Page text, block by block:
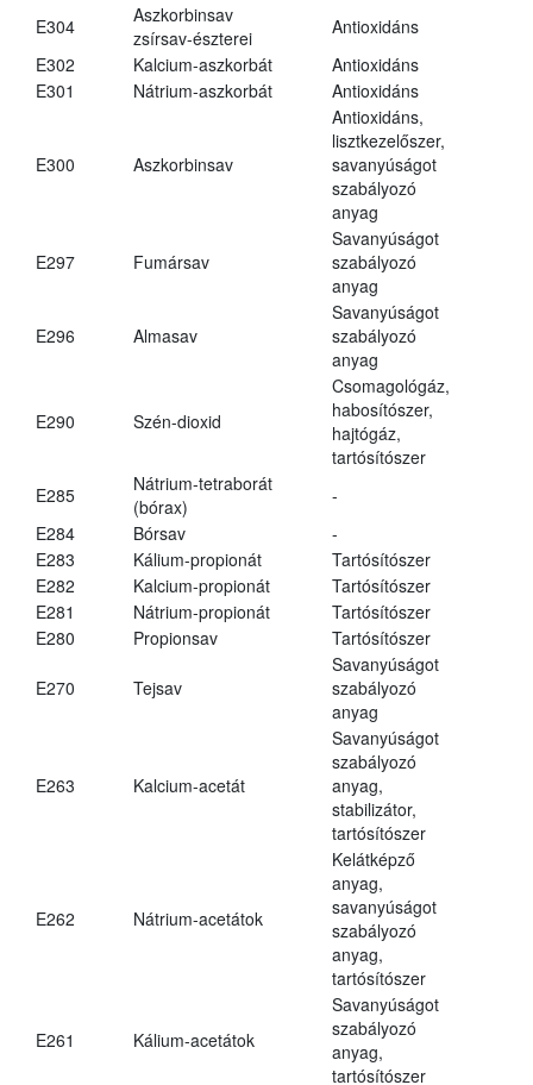
E304
Aszkorbinsav
zsírsav-észterei
Antioxidáns
E302
Kalcium-aszkorbát
Antioxidáns
E301
Nátrium-aszkorbát Antioxidáns
E300 Aszkorbinsav
Antioxidáns,
lisztkezelőszer,
savanyúságot
szabályozó
anyag
E297 Fumársav
Savanyúságot
szabályozó
anyag
E296 Almasav
Savanyúságot
szabályozó
anyag
E290 Szén-dioxid
Csomagológáz,
habosítószer,
hajtógáz,
tartósítószer
E285
Nátrium-tetraborát
(bórax)
-
E284
Bórsav
-
E283
Kálium-propionát
Tartósítószer
E282
Kalcium-propionát
Tartósítószer
E281
Nátrium-propionát
Tartósítószer
E280
Propionsav Tartósítószer
E270 Tejsav
Savanyúságot
szabályozó
anyag
E263 Kalcium-acetát
Savanyúságot
szabályozó
anyag,
stabilizátor,
tartósítószer
E262 Nátrium-acetátok
Kelátképző
anyag,
savanyúságot
szabályozó
anyag,
tartósítószer
E261 Kálium-acetátok
Savanyúságot
szabályozó
anyag,
tartósítószer